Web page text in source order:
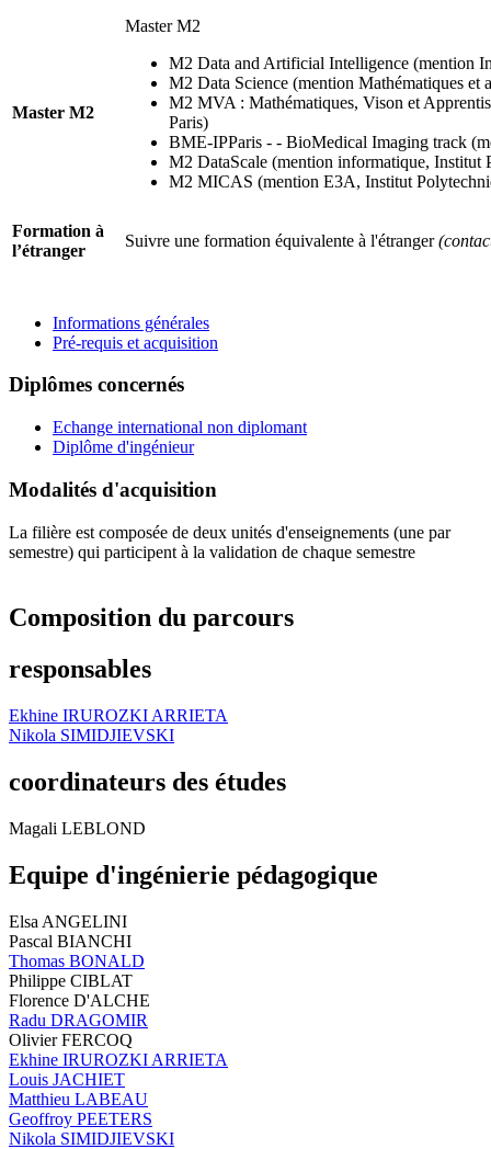
Master M2
Master M2
M2 Data and Artificial Intelligence (mention
M2 Data Science (mention Mathématiques et
M2 MVA : Mathématiques, Vison et
Paris)
BME-IPParis - - BioMedical Imaging track
M2 DataScale (mention informatique, Institut
M2 MICAS (mention E3A, Institut
Formation à
l’étranger
Suivre une formation équivalente à l'étranger
Informations générales
Pré-requis et acquisition
Diplômes concernés
Echange international non diplomant
Diplôme d'ingénieur
Modalités d'acquisition
La filière est composée de deux unités d'enseignements (une par
semestre) qui participent à la validation de chaque semestre
Composition du parcours
responsables
Ekhine IRUROZKI ARRIETA
Nikola SIMIDJIEVSKI
coordinateurs des études
Magali LEBLOND
Equipe d'ingénierie pédagogique
Elsa ANGELINI
Pascal BIANCHI
Thomas BONALD
Philippe CIBLAT
Florence D'ALCHE
Radu DRAGOMIR
Olivier FERCOQ
Ekhine IRUROZKI ARRIETA
Louis JACHIET
Matthieu LABEAU
Geoffroy PEETERS
Nikola SIMIDJIEVSKI